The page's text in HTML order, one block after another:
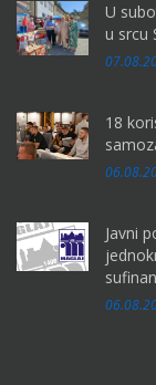
U
u srcu
18
Javni